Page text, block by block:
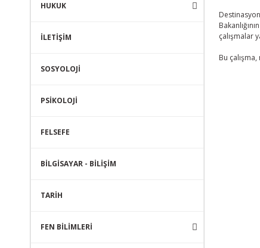
HUKUK
İLETİŞİM
SOSYOLOJİ
PSİKOLOJİ
FELSEFE
BİLGİSAYAR - BİLİŞİM
TARİH
FEN BİLİMLERİ
çalışmalar
Bu